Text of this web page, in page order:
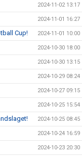
2024-11-02 13:17
2024-11-01 16:27
Cup! 2024-11-01 10:00
2024-10-30 18:00
2024-10-30 13:15
2024-10-29 08:24
2024-10-27 09:15
2024-10-25 15:54
2024-10-25 08:45
2024-10-24 16:59
2024-10-23 20:30